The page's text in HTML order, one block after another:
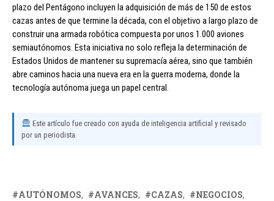
plazo del Pentágono incluyen la adquisición de más de 150 de estos
cazas antes de que termine la década, con el objetivo a largo plazo de
construir una armada robótica compuesta por unos 1.000 aviones
semiautónomos. Esta iniciativa no solo refleja la determinación de
Estados Unidos de mantener su supremacía aérea, sino que también
abre caminos hacia una nueva era en la guerra moderna, donde la
tecnología autónoma juega un papel central.
Este artículo fue creado con ayuda de inteligencia artificial y revisado
por un periodista.
AUTÓNOMOS AVANCES CAZAS
NEGOCIOS